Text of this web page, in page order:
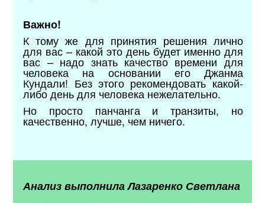
Важно!
К тому же для принятия решения лично
для вас – какой это день будет именно для
вас – надо знать качество времени для
человека на основании его Джанма
Кундали! Без этого рекомендовать какой-
либо день для человека нежелательно.
Но просто панчанга и транзиты, но
качественно, лучше, чем ничего.
Анализ выполнила Лазаренко Светлана